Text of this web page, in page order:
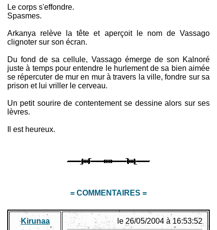
Le corps s'effondre.
Spasmes.
Arkanya relève la tête et aperçoit le nom de Vassago
clignoter sur son écran.
Du fond de sa cellule, Vassago émerge de son Kalnoré
juste à temps pour entendre le hurlement de sa bien aimée
se répercuter de mur en mur à travers la ville, fondre sur sa
prison et lui vriller le cerveau.
Un petit sourire de contentement se dessine alors sur ses
lèvres.
Il est heureux.
= COMMENTAIRES =
Kirunaa le 26/05/2004 à 16:53:52